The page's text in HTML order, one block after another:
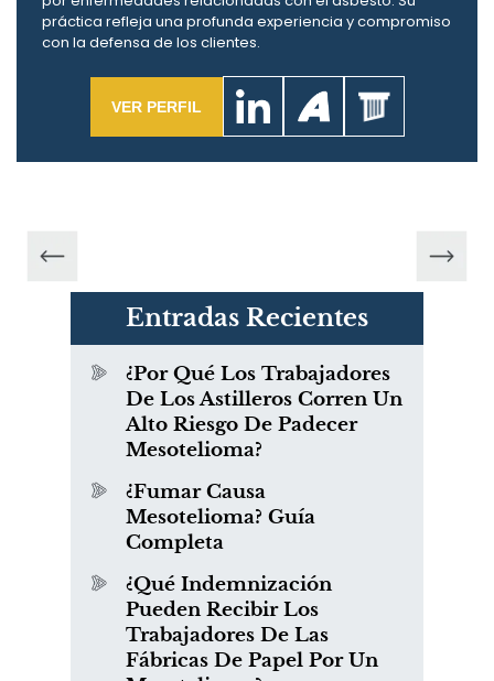
práctica refleja una profunda experiencia y compromiso
con la defensa de los clientes.
VER PERFIL
Entradas Recientes
¿Por Qué Los Trabajadores
De Los Astilleros Corren Un
Alto Riesgo De Padecer
Mesotelioma?
¿Fumar Causa
Mesotelioma? Guía
Completa
¿Qué Indemnización
Pueden Recibir Los
Trabajadores De Las
Fábricas De Papel Por Un